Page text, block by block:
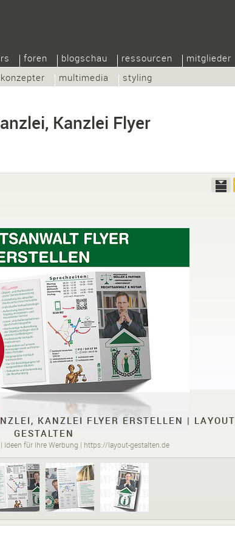
konzepter multimedia styling
foren blogschau ressourcen mitglieder
Kanzlei Flyer
KANZLEI FLYER ERSTELLEN | LAYOUT
GESTALTEN
für Ihre Werbung | https://layout-gestalten.de